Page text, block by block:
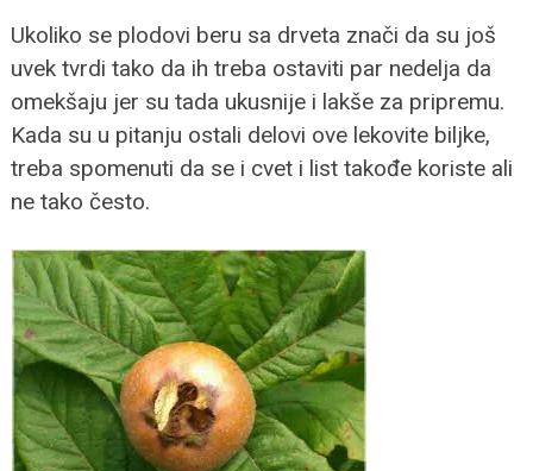
Ukoliko se plodovi beru sa drveta znači da su još
uvek tvrdi tako da ih treba ostaviti par nedelja da
omekšaju jer su tada ukusnije i lakše za pripremu.
Kada su u pitanju ostali delovi ove lekovite biljke,
treba spomenuti da se i cvet i list takođe koriste ali
ne tako često.